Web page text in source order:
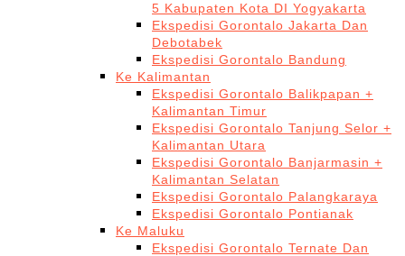
5 Kabupaten Kota DI Yogyakarta
Ekspedisi Gorontalo Jakarta Dan
Debotabek
Ekspedisi Gorontalo Bandung
Ke Kalimantan
Ekspedisi Gorontalo Balikpapan +
Kalimantan Timur
Ekspedisi Gorontalo Tanjung Selor +
Kalimantan Utara
Ekspedisi Gorontalo Banjarmasin +
Kalimantan Selatan
Ekspedisi Gorontalo Palangkaraya
Ekspedisi Gorontalo Pontianak
Ke Maluku
Ekspedisi Gorontalo Ternate Dan